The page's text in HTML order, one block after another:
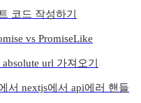
코드 작성하기
vs PromiseLike
url 가져오기
서 nextjs에서 api에러 핸들